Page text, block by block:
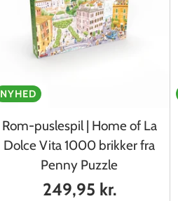
NYHED
Rom-puslespil | Home of La
Dolce Vita 1000 brikker fra
Penny Puzzle
249,95 kr.